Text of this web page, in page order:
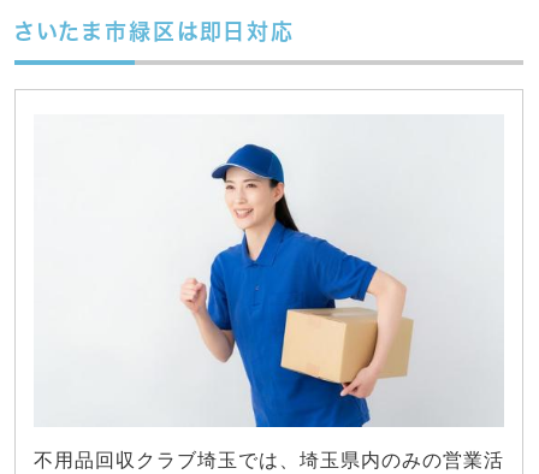
さいたま市緑区は即日対応
不用品回収クラブ埼玉では、埼玉県内のみの営業活